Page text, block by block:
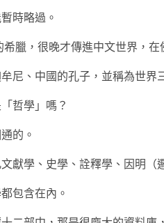
時略過。
希臘，很晚才傳進中文世界，
尼、中國的孔子，並稱為世界
哲學」嗎？
的。
獻學、史學、詮釋學、因明（
包含在內。